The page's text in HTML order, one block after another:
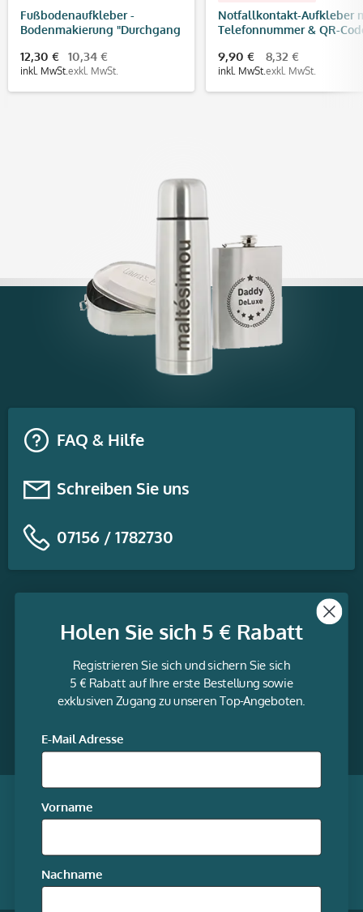
Fußbodenaufkleber -
Bodenmakierung "Durchgang
12,30 €
inkl. MwSt.
10,34 €
exkl. MwSt.
Notfallkontakt-Aufkleber
Telefonnummer & QR-
9,90 €
inkl. MwSt.
8,32 €
exkl. MwSt.
FAQ & Hilfe
Schreiben Sie uns
07156 / 1782730
Informationen
media
Facebook
Qualität garantiert
Unsere Online-Shops
Holen Sie sich 5 € Rabatt
Registrieren Sie sich und sichern Sie sich
5 € Rabatt auf Ihre erste Bestellung sowie
exklusiven Zugang zu unseren Top-Angeboten.
E-Mail Adresse
Vorname
Nachname